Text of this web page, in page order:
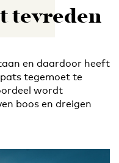
tevreden
en daardoor heeft
tegemoet te
wordt
boos en dreigen